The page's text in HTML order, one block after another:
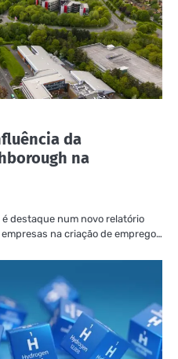
da
na
destaque num novo relatório
na criação de emprego…